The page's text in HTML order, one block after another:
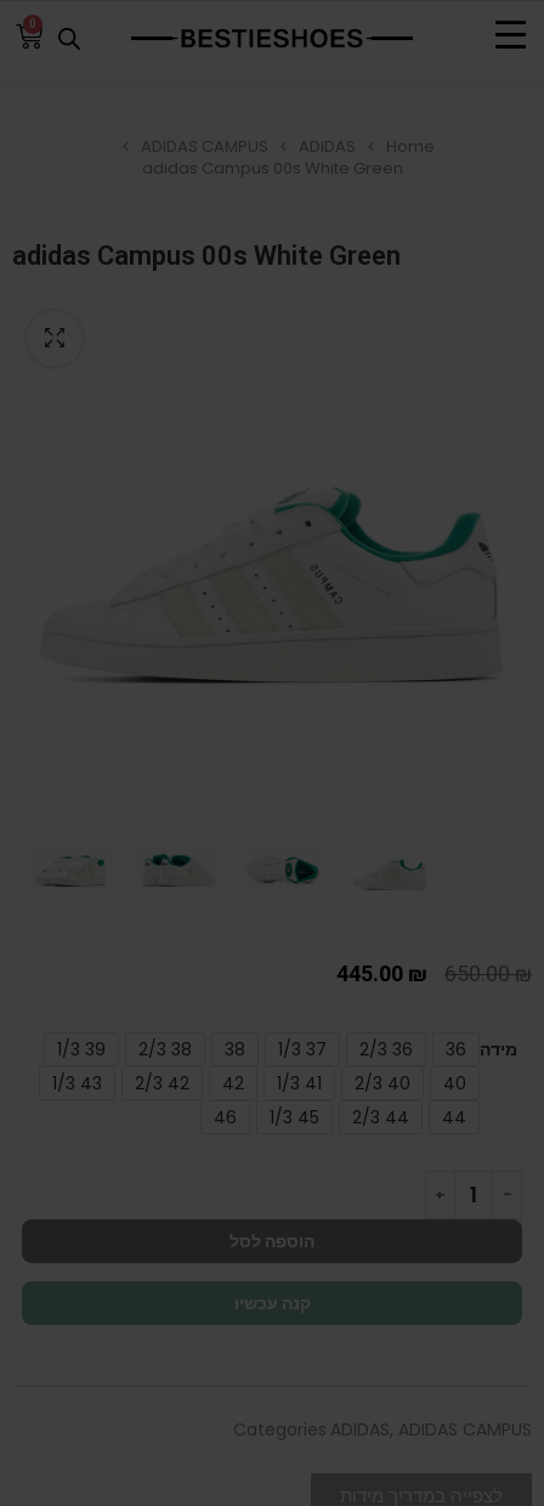
0
Home
ADIDAS
ADIDAS CAMPUS
adidas Campus 00s White Green
adidas Campus 00s White Green
650.00₪
445.00 ₪
מידה 36
36 2/3
37 1/3
38
38 2/3
39 1/3
40
40 2/3
41 1/3
42
42 2/3
43 1/3
44
44 2/3
45 1/3
46
הוספה לסל
קנה עכשיו
Categories ADIDAS, ADIDAS CAMPUS